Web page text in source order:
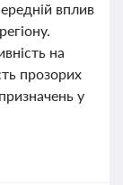
вплив
на
прозорих
у